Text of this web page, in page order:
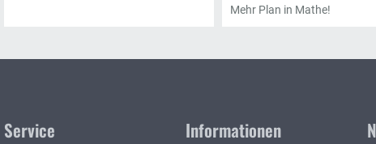
Mehr Plan in Mathe!
Service Informationen